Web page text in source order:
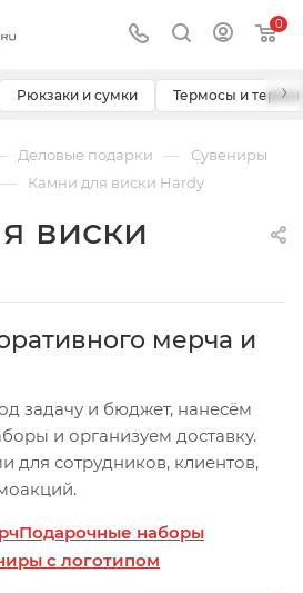
0
Рюкзаки и сумки Термосы и ›
Деловые подарки — Сувениры
— Камни для виски Hardy
виски
мерча и
задачу и бюджет, нанесём
и организуем доставку.
для сотрудников, клиентов,
Подарочные наборы
с логотипом